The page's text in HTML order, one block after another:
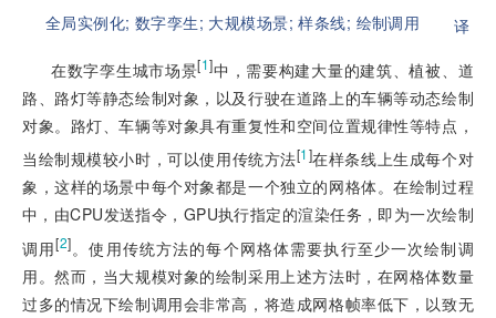
全局实例化; 数字孪生; 大规模场景;样条线; 绘制调用
译
在数字孪生城市场景[1]中，需要构建大量的建筑、植被、道
路、路灯等静态绘制对象，以及行驶在道路上的车辆等动态绘制
对象。路灯、车辆等对象具有重复性和空间位置规律性等特点，
当绘制规模较小时，可以使用传统方法[1]在样条线上生成每个对
象，这样的场景中每个对象都是一个独立的网格体。在绘制过程
中，由CPU发送指令，GPU执行指定的渲染任务，即为一次绘制
调用[2]。使用传统方法的每个网格体需要执行至少一次绘制调
用。然而，当大规模对象的绘制采用上述方法时，在网格体数量
过多的情况下绘制调用会非常高，将造成网格帧率低下，以致无